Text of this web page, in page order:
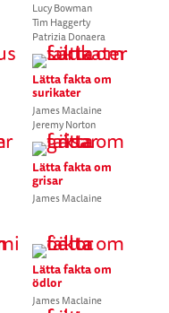
Lucy Bowman
Tim Haggerty
Patrizia Donaera
Lätta fakta om
surikater
James Maclaine
Jeremy Norton
Lätta fakta om
grisar
James Maclaine
Lätta fakta om
ödlor
James Maclaine